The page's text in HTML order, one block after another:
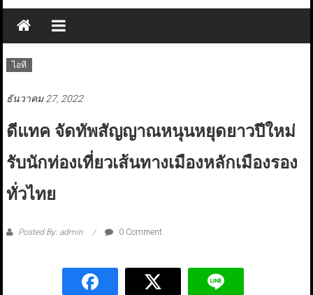
ไอที
ธันวาคม 27, 2022
ดีแทค จัดทัพสัญญาณหนุนหยุดยาวปีใหม่
รับนักท่องเที่ยวเส้นทางเมืองหลักเมืองรอง
ทั่วไทย
Posted By: admin 0 Comment